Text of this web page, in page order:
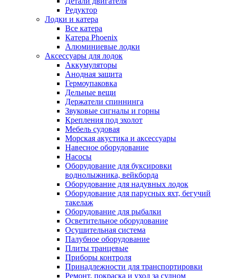
Редуктор
Лодки и катера
Все катера
Катера Phoenix
Алюминиевые лодки
Аксессуары для лодок
Аккумуляторы
Анодная защита
Гермоупаковка
Дельные вещи
Держатели спиннинга
Звуковые сигналы и горны
Крепления под эхолот
Мебель судовая
Морская акустика и аксессуары
Навесное оборудование
Насосы
Оборудование для буксировки
воднолыжника, вейкборда
Оборудование для надувных лодок
Оборудование для парусных яхт, бегучий
такелаж
Оборудование для рыбалки
Осветительное оборудование
Осушительная система
Палубное оборудование
Плиты транцевые
Приборы контроля
Принадлежности для транспортировки
Ремонт, покраска и уход за судном